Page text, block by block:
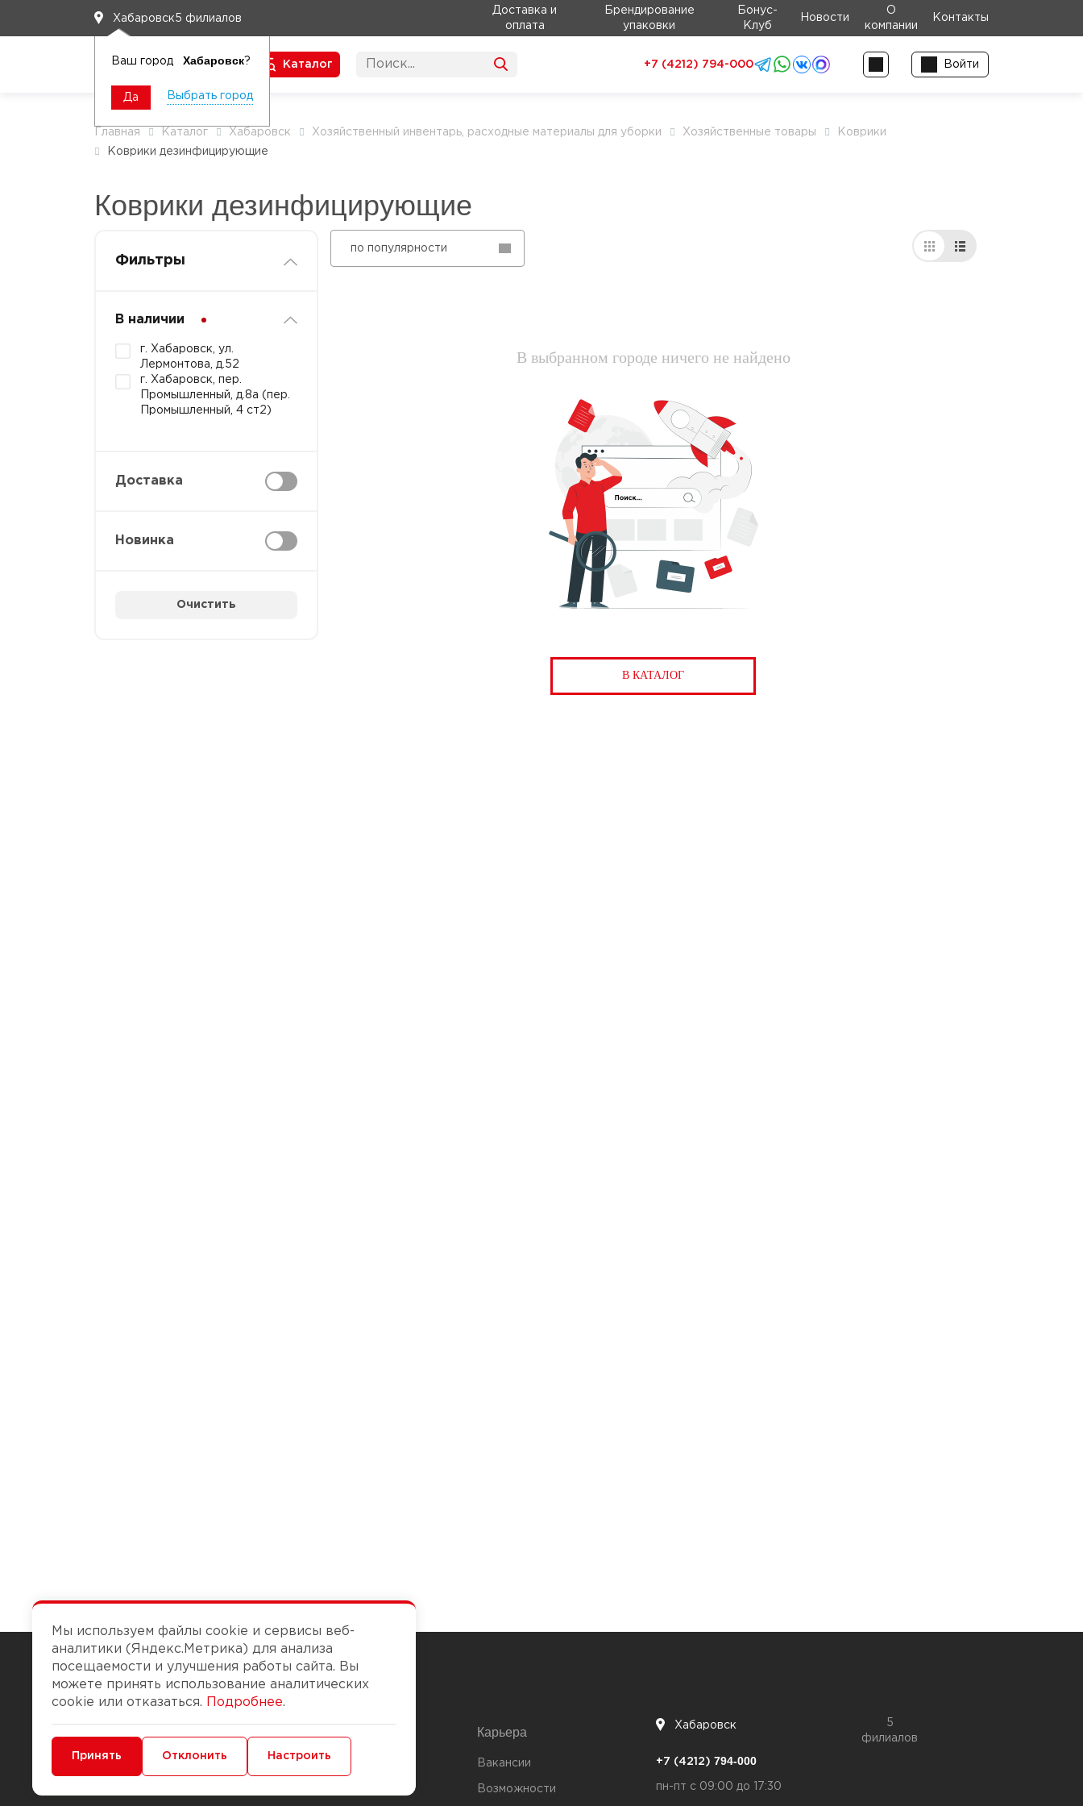
Хабаровск5 филиалов
Ваш город Хабаровск?
Да Выбрать город
Доставка и
оплата
Брендирование
упаковки
Бонус-
Клуб
Новости
О
компании
Контакты
Каталог +7 (4212) 794-000 Войти
Главная Каталог Хабаровск Хозяйственный инвентарь, расходные материалы для уборки Хозяйственные товары
Коврики
Коврики дезинфицирующие
Коврики дезинфицирующие
Фильтры
В наличии
г. Хабаровск, ул.
Лермонтова, д.52
г. Хабаровск, пер.
Промышленный, д.8а (пер.
Промышленный, 4 ст2)
Доставка
Новинка
Очистить
по популярности
В выбранном городе ничего не найдено
В КАТАЛОГ
Чтобы вам легко работалось
Доставка и оплата
Карьера
Вакансии
Возможности
Хабаровск
5
филиалов
+7 (4212) 794-000
пн-пт с 09:00 до 17:30
Мы используем файлы cookie и сервисы веб-
аналитики (Яндекс.Метрика) для анализа
посещаемости и улучшения работы сайта. Вы
можете принять использование аналитических
cookie или отказаться.
Подробнее.
Минимальные Функциональные/Аналитические
Принять Отклонить Настроить